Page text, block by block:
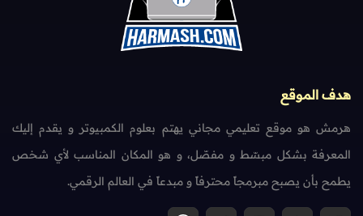
هدف الموقع
هرمش هو موقع تعليمي مجاني يهتم بعلوم الكمبيوتر و يقدم إليك
المعرفة بشكل مبسّط و مفصّل، و هو المكان المناسب لأي شخص
يطمح بأن يصبح مبرمجاً محترفاً و مبدعاً في العالم الرقمي.